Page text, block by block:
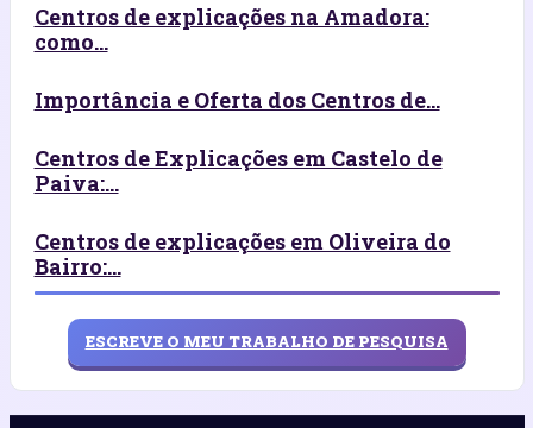
Centros de explicações na Amadora:
como...
Importância e Oferta dos Centros de...
Centros de Explicações em Castelo de
Paiva:...
Centros de explicações em Oliveira do
Bairro:...
ESCREVE O MEU TRABALHO DE PESQUISA